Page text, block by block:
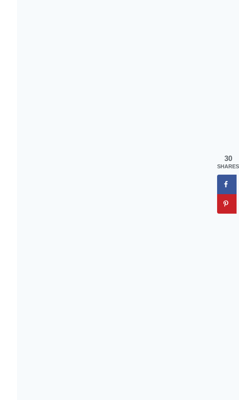
30
SHARES